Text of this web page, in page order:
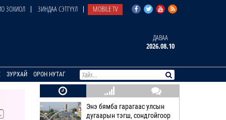
ЗОХИОЛ ЗИНДАА СЭТГҮҮЛ MOBILE TV
ДАВАА
2026.08.10
ЗУРХАЙ ОРОН НУТАГ
Энэ бямба гарагаас улсын
дугаарын тэгш, сондгойгоор